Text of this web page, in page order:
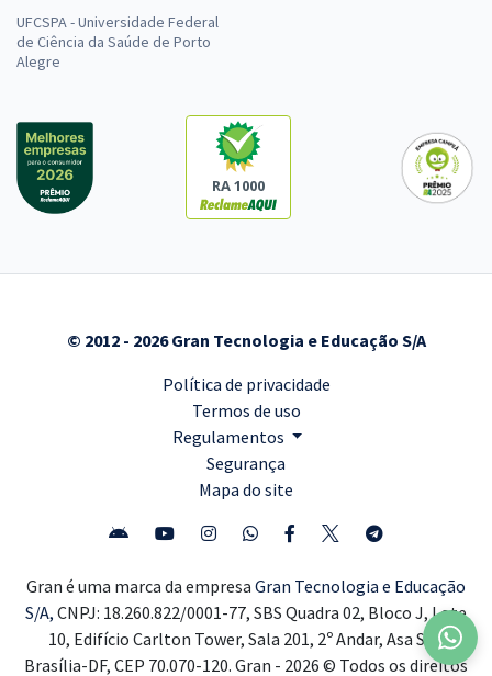
UFCSPA - Universidade Federal
de Ciência da Saúde de Porto
Alegre
RA 1000
© 2012 - 2026 Gran Tecnologia e Educação S/A
Política de privacidade
Termos de uso
Regulamentos
Segurança
Mapa do site
Gran é uma marca da empresa Gran Tecnologia e Educação
S/A, CNPJ: 18.260.822/0001-77, SBS Quadra 02, Bloco J, Lote
10, Edifício Carlton Tower, Sala 201, 2º Andar, Asa Sul,
Brasília-DF, CEP 70.070-120. Gran - 2026 © Todos os direitos